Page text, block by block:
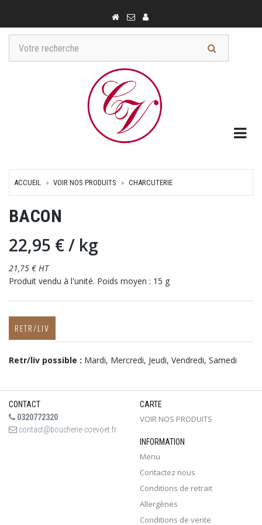
ACCUEIL VOIR NOS PRODUITS CHARCUTERIE
BACON
22,95 €/ kg
21,75 € HT
Produit vendu à l'unité. Poids moyen : 15 g
RETR/LIV
Retr/liv possible : Mardi, Mercredi, Jeudi, Vendredi, Samedi
CONTACT
0320772320
contact@boucherie-coevoet.fr
CARTE
VOIR NOS PRODUITS
INFORMATION
Menu
Contactez nous
Conditions de retrait
Allergènes
Conditions de vente